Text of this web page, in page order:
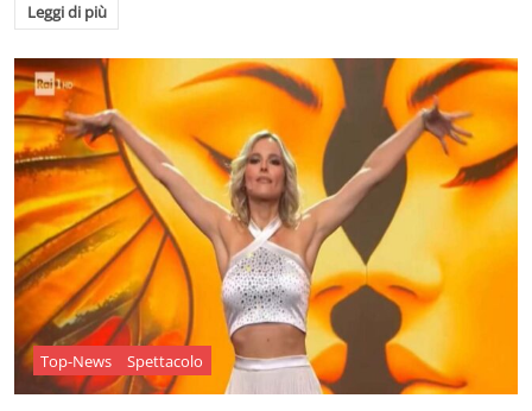
Leggi di più
Top-News Spettacolo